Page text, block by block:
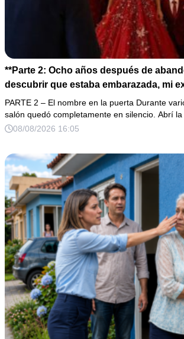
**Parte 2: Ocho años después de
descubrir que estaba embarazada, mi
a la cena de Navidad convencido de
de la mujer a la que creía una fracasada
que jamás imaginó fue que esa noche
PARTE 2 – El nombre en la puerta Durante
salón quedó completamente en silencio. Abrí la
08/08/2026 16:05